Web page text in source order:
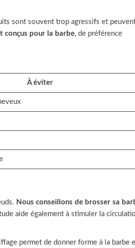
sont souvent trop agressifs et
conçus pour la barbe, de préférence
À éviter
Nous conseillons de brosser sa
aide également à stimuler la
permet de donner forme à la barbe